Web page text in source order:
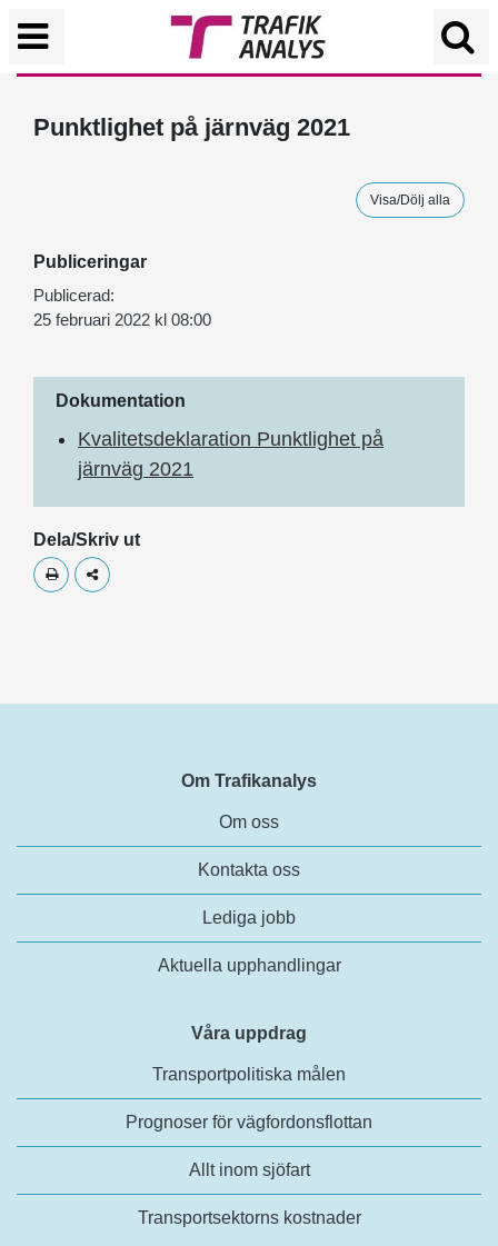
Punktlighet på järnväg 2021
Visa/Dölj alla
Publiceringar
Publicerad:
25 februari 2022 kl 08:00
Dokumentation
Kvalitetsdeklaration Punktlighet på
järnväg 2021
Dela/Skriv ut
Skriv utDela
Om Trafikanalys
Om oss
Kontakta oss
Lediga jobb
Aktuella upphandlingar
Våra uppdrag
Transportpolitiska målen
Prognoser för vägfordonsflottan
Allt inom sjöfart
Transportsektorns kostnader